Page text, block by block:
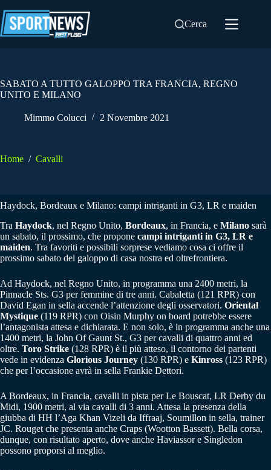
al
contenuto
Cerca
SABATO A TUTTO GALOPPO TRA FRANCIA, REGNO
UNITO E MILANO
Mimmo Colucci 2 Novembre 2021
Home / Cavalli
Haydock, Bordeaux e Milano: campi intriganti in G3, LR e maiden
Tra Haydock, nel Regno Unito, Bordeaux, in Francia, e Milano sarà
un sabato, il prossimo, che propone campi intriganti in G3, LR e
maiden. Tra favoriti e possibili sorprese vediamo cosa ci offre il
prossimo sabato del galoppo di casa nostra ed oltrefrontiera.
Ad Haydock, nel Regno Unito, in programma una 2400 metri, la
Pinnacle Sts. G3 per femmine di tre anni. Cabaletta (121 RPR) con
David Egan in sella accende l’attenzione degli osservatori. Oriental
Mystique (119 RPR) con Oisin Murphy on board potrebbe essere
l’antagonista attesa e dichiarata. E non solo, è in programma anche una
1400 metri, la John Of Gaunt St., G3 per cavalli di quattro anni ed
oltre. Toro Strike (128 RPR) è il più atteso, il contorno dei partenti
vede in evidenza Glorious Journey (130 RPR) e Kinross (123 RPR)
che per l’occasione avrà in sella Frankie Dettori.
A Bordeaux, in Francia, cavalli in pista per Le Bouscat, LR Derby du
Midi, 1900 metri, al via cavalli di 3 anni. Attesa la presenza della
giubba di HH l’Aga Khan Vizeli da Iffraaj, Soumillon in sella, trainer
JC. Rouget che presenta anche Craps (Wootton Bassett). Bella corsa,
dunque, con risultato aperto, dove anche Haviassor e Singledon
possono proporsi al meglio.